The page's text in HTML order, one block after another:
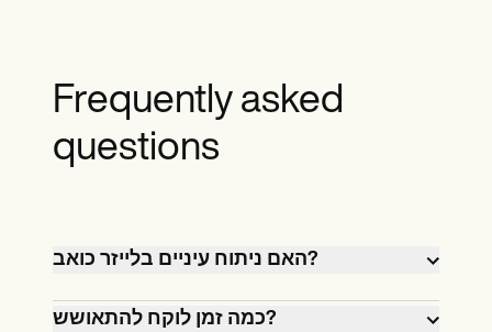
Frequently asked
questions
האם ניתוח עיניים בלייזר כואב?
לא, ההליך אינו מכאיב מכיוון שמשתמשים
כמה זמן לוקח להתאושש?